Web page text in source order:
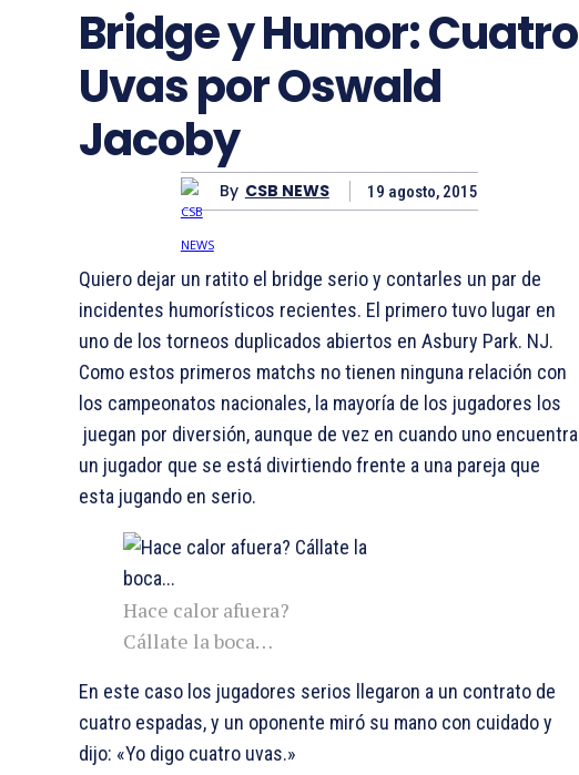
Bridge y Humor: Cuatro
Uvas por Oswald
Jacoby
By CSB NEWS 19 agosto, 2015
Quiero dejar un ratito el bridge serio y contarles un par de
incidentes humorísticos recientes. El primero tuvo lugar en
uno de los torneos duplicados abiertos en Asbury Park. NJ.
Como estos primeros matchs no tienen ninguna relación con
los campeonatos nacionales, la mayoría de los jugadores los
juegan por diversión, aunque de vez en cuando uno encuentra
un jugador que se está divirtiendo frente a una pareja que
esta jugando en serio.
Hace calor afuera?
Cállate la boca…
En este caso los jugadores serios llegaron a un contrato de
cuatro espadas, y un oponente miró su mano con cuidado y
dijo: «Yo digo cuatro uvas.»